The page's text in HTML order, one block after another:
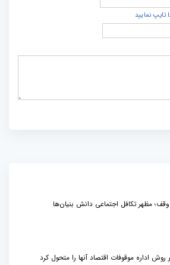
تایپ نمایید
وقف؛ مظهر تکافل اجتماعی دانش بنیان‌ها
روش اداره موقوفات اقتصاد آنها را متحول کرد